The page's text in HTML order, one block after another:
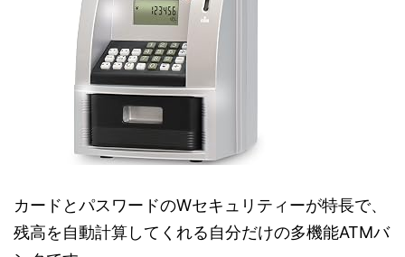
カードとパスワードのWセキュリティーが特長で、
残高を自動計算してくれる自分だけの多機能ATMバ